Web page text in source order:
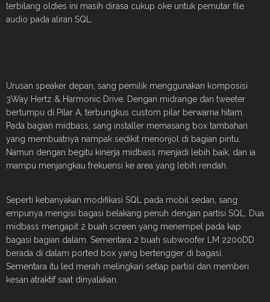
terbilang oldies ini masih dirasa cukup oke untuk pemutar file
audio pada aliran SQL.
Urusan speaker depan, sang pemilik menggunakan komposisi
3Way Hertz & Harmonic Drive. Dengan midrange dan tweeter
bertumpu di Pilar A, terbungkus custom pilar berwarna hitam.
Pada bagian midbass, sang installer memasang box tambahan
yang membuatnya nampak sedikit menonjol di bagian pintu.
Namun dengan begitu kinerja midbass menjadi lebih baik, dan ia
mampu menjangkau frekuensi ke area yang lebih rendah.
Seperti kebanyakan modifikasi SQL pada mobil sedan, sang
empunya mengisi bagasi belakang penuh dengan partisi SQL. Dua
midbass mengapit 2 buah screen yang menempel pada kap
bagasi bagian dalam. Sementara 2 buah subwoofer LM 2200DD
berada di dalam ported box yang bertengger di bagasi.
Sementara itu led merah melingkari setiap partisi dan memberi
kesan atraktif saat dinyalakan.